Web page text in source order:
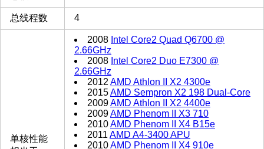
总线程数 4
单核性能
2008 Intel Core2 Quad Q6700 @
2.66GHz
2008 Intel Core2 Duo E7300 @
2.66GHz
2012AMD Athlon II X2 4300e
2015AMD Sempron X2 198 Dual-Core
2009AMD Athlon II X2 4400e
2009AMD Phenom II X3 710
2010AMD Phenom II X4 B15e
2011AMD A4-3400 APU
2010AMD Phenom II X4 910e